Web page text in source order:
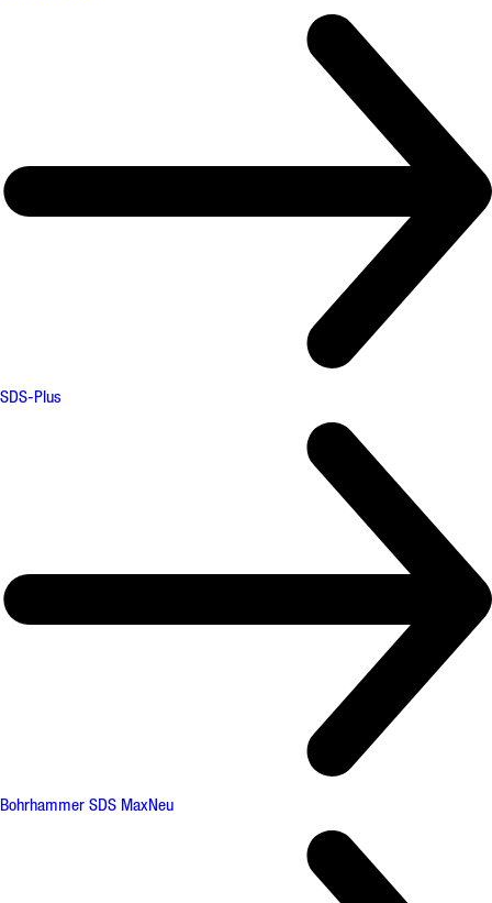
SDS-Plus
Bohrhammer SDS MaxNeu